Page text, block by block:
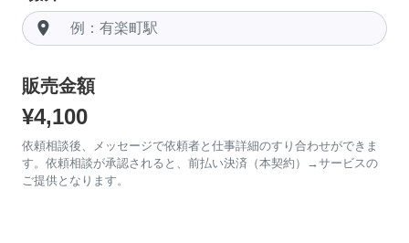
room
販売金額
¥4,100
依頼相談後、メッセージで依頼者と仕事詳細のすり合わせができま
す。依頼相談が承認されると、前払い決済（本契約）→サービスの
ご提供となります。